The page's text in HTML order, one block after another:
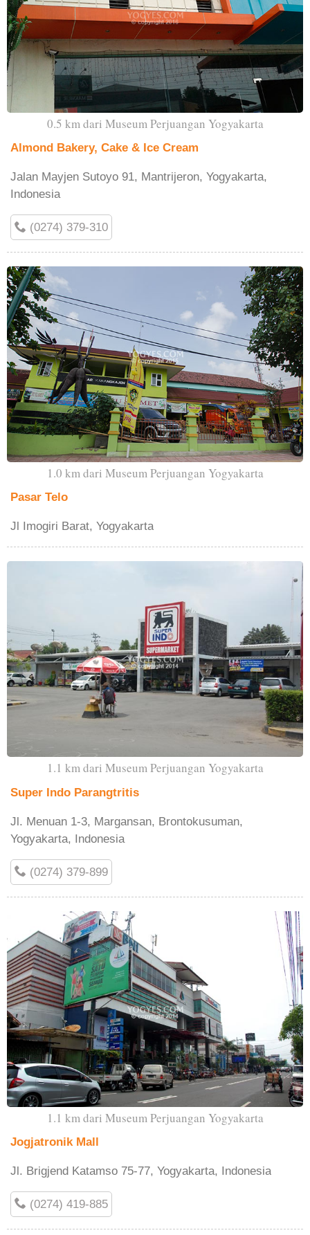
0.5 km dari Museum Perjuangan Yogyakarta
Almond Bakery, Cake & Ice Cream
Jalan Mayjen Sutoyo 91, Mantrijeron, Yogyakarta,
Indonesia
(0274) 379-310
1.0 km dari Museum Perjuangan Yogyakarta
Pasar Telo
Jl Imogiri Barat, Yogyakarta
1.1 km dari Museum Perjuangan Yogyakarta
Super Indo Parangtritis
Jl. Menuan 1-3, Margansan, Brontokusuman,
Yogyakarta, Indonesia
(0274) 379-899
1.1 km dari Museum Perjuangan Yogyakarta
Jogjatronik Mall
Jl. Brigjend Katamso 75-77, Yogyakarta, Indonesia
(0274) 419-885